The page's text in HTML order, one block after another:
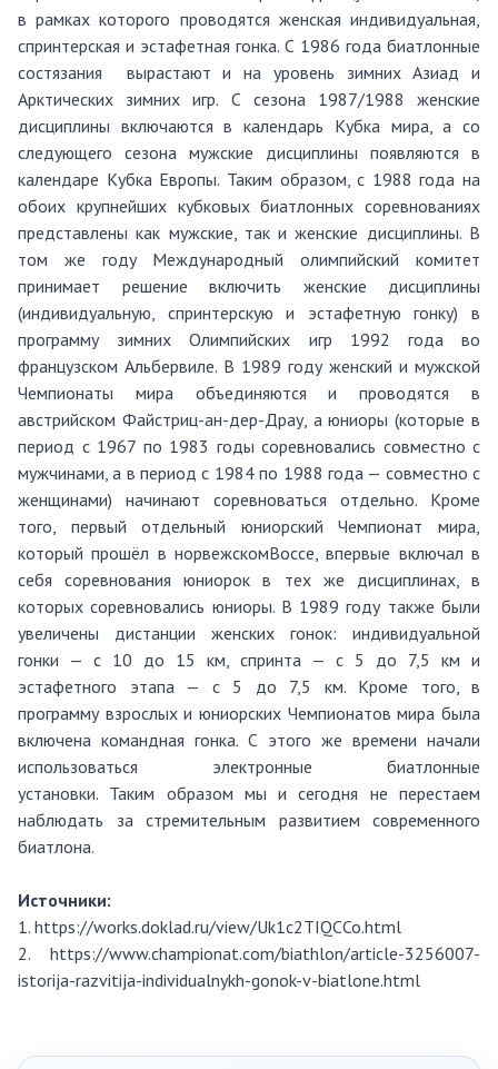
в рамках которого проводятся женская индивидуальная,
спринтерская и эстафетная гонка. С 1986 года биатлонные
состязания
вырастают и на уровень зимнихАзиад и
Арктических зимних игр. С сезона 1987/1988 женские
дисциплины включаются в календарь Кубка мира, а со
следующего сезона мужские дисциплины появляются в
календаре Кубка Европы. Таким образом, с 1988 года на
обоих крупнейших кубковых биатлонных соревнованиях
представлены как мужские, так и женские дисциплины. В
том же году Международный олимпийский комитет
принимает решение включить женские дисциплины
(индивидуальную, спринтерскую и эстафетную гонку) в
программу зимних Олимпийских игр 1992 года во
французском Альбервиле. В 1989 году женский и мужской
Чемпионаты мира объединяются и проводятся в
австрийском Файстриц-ан-дер-Драу, а юниоры (которые в
период с 1967 по 1983 годы соревновались совместно с
мужчинами, а в период с 1984 по 1988 года — совместно с
женщинами) начинают соревноваться отдельно. Кроме
того, первый отдельный юниорский Чемпионат мира,
который прошёл в норвежскомВоссе , впервые включал в
себя соревнования юниорок в тех же дисциплинах, в
которых соревновались юниоры. В 1989 году также были
увеличены дистанции женских гонок: индивидуальной
гонки — с 10 до 15 км, спринта — с 5 до 7,5 км и
эстафетного этапа — с 5 до 7,5 км.Кроме того, в
программу взрослых и юниорских Чемпионатов мира была
включена командная гонка. С этого же времени начали
использоваться электронные биатлонные
установки. Таким образом мы и сегодня не перестаем
наблюдать за стремительным развитием современного
биатлона.
Источники:
1. https://works.doklad.ru/view/Uk1c2TIQCCo.html
2. https://www.championat.com/biathlon/article-3256007-
istorija-razvitija-individualnykh-gonok-v-biatlone.html